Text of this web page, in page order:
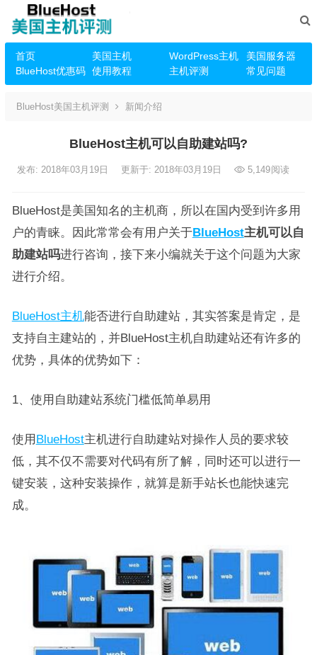
首页 美国主机 WordPress主机
美国服务器
BlueHost优惠码
使用教程 主机评测 常见问题
BlueHost美国主机评测 新闻介绍
BlueHost主机可以自助建站吗?
发布: 2018年03月19日 更新于: 2018年03月19日 5,149阅读
BlueHost是美国知名的主机商，所以在国内受到许多用
户的青睐。因此常常会有用户关于BlueHost主机可以自
助建站吗进行咨询，接下来小编就关于这个问题为大家
进行介绍。
BlueHost主机能否进行自助建站，其实答案是肯定，是
支持自主建站的，并BlueHost主机自助建站还有许多的
优势，具体的优势如下：
1、使用自助建站系统门槛低简单易用
使用 BlueHost主机进行自助建站对操作人员的要求较
低，其不仅不需要对代码有所了解，同时还可以进行一
键安装，这种安装操作，就算是新手站长也能快速完
成。